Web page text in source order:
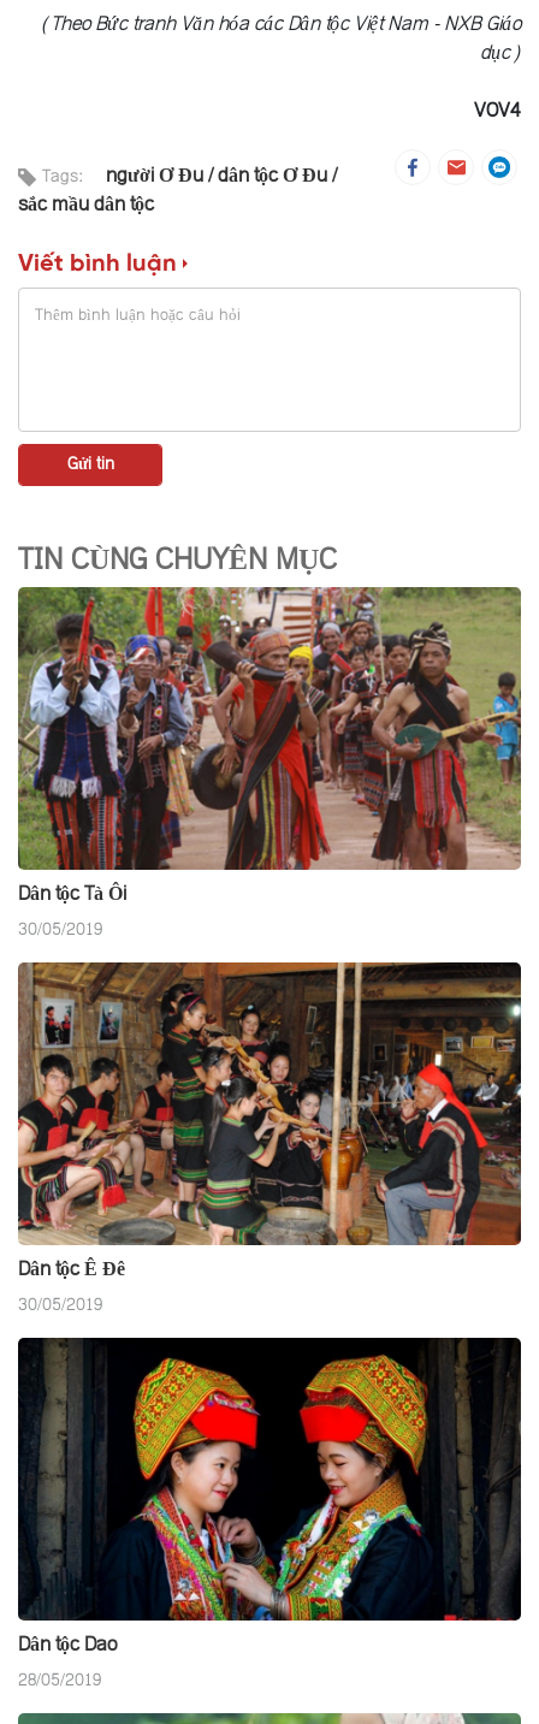
(Theo Bức tranh Văn hóa các Dân tộc Việt Nam - NXB Giáo
dục)
VOV4
Tags: người Ơ Đu dân tộc Ơ Đu
sắc mầu dân tộc
Viết bình luận
TIN CÙNG CHUYÊN MỤC
Dân tộc Tà Ôi
30/05/2019
Dân tộc Ê Đê
30/05/2019
Dân tộc Dao
28/05/2019